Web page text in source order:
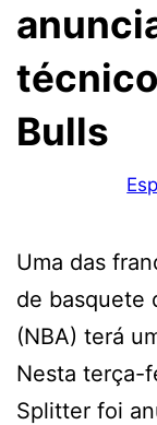
Bulls
Uma das
de basquete
(NBA) terá
Nesta terça-
Splitter foi